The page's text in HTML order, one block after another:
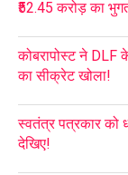
₹52.45 करोड़ का
कोबरापोस्ट ने DLF
का सीक्रेट खोला!
स्वतंत्र पत्रकार को
देखिए!